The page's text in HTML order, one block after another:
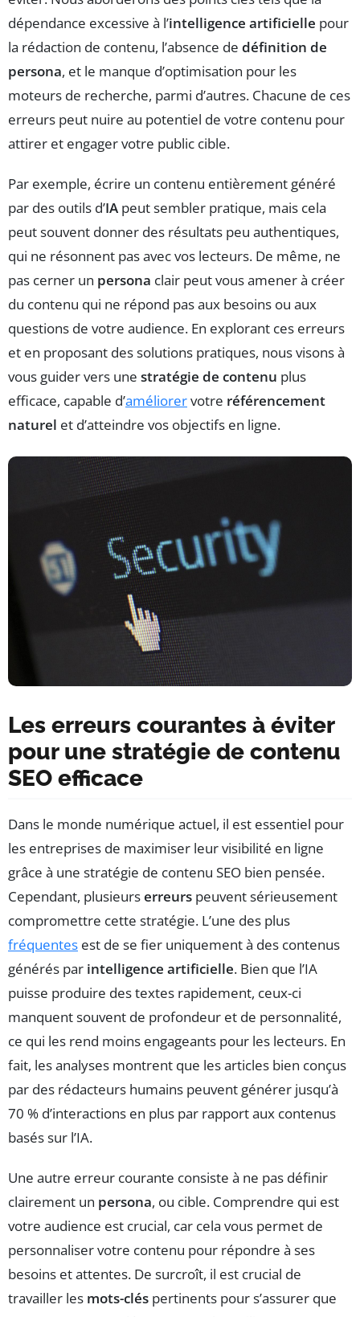
dépendance excessive à l’intelligence artificielle pour
la rédaction de contenu, l’absence de définition de
persona, et le manque d’optimisation pour les
moteurs de recherche, parmi d’autres. Chacune de ces
erreurs peut nuire au potentiel de votre contenu pour
attirer et engager votre public cible.
Par exemple, écrire un contenu entièrement généré
par des outils d’IA peut sembler pratique, mais cela
peut souvent donner des résultats peu authentiques,
qui ne résonnent pas avec vos lecteurs. De même, ne
pas cerner un persona clair peut vous amener à créer
du contenu qui ne répond pas aux besoins ou aux
questions de votre audience. En explorant ces erreurs
et en proposant des solutions pratiques, nous visons à
vous guider vers une stratégie de contenu plus
efficace, capable d’améliorervotre référencement
naturel et d’atteindre vos objectifs en ligne.
Les erreurs courantes à éviter
pour une stratégie de contenu
SEO efficace
Dans le monde numérique actuel, il est essentiel pour
les entreprises de maximiser leur visibilité en ligne
grâce à une stratégie de contenu SEO bien pensée.
Cependant, plusieurserreurs peuvent sérieusement
compromettre cette stratégie. L’une des plus
fréquentes est de se fier uniquement à des contenus
générés par intelligence artificielle. Bien que l’IA
puisse produire des textes rapidement, ceux-ci
manquent souvent de profondeur et de personnalité,
ce qui les rend moins engageants pour les lecteurs. En
fait, les analyses montrent que les articles bien conçus
par des rédacteurs humains peuvent générer jusqu’à
70 % d’interactions en plus par rapport aux contenus
basés sur l’IA.
Une autre erreur courante consiste à ne pas définir
clairement un persona, ou cible. Comprendre qui est
votre audience est crucial, car cela vous permet de
personnaliser votre contenu pour répondre à ses
besoins et attentes. De surcroît, il est crucial de
travailler les mots-clés pertinents pour s’assurer que